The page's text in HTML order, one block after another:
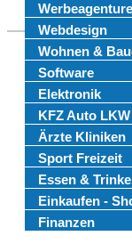
Webdesign
Wohnen &
Software
Elektronik
KFZ Auto LKW
Ärzte Kliniken
Sport Freizeit
Essen &
Einkaufen -
Finanzen